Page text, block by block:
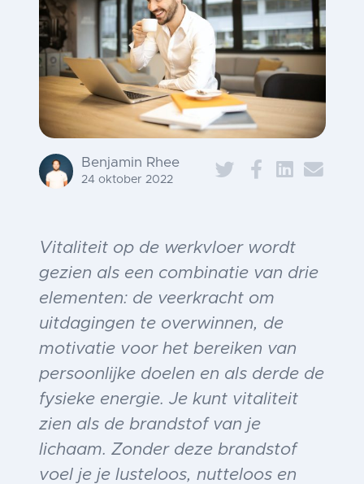
Benjamin Rhee
24 oktober 2022
Vitaliteit op de werkvloer wordt
gezien als een combinatie van drie
elementen: de veerkracht om
uitdagingen te overwinnen, de
motivatie voor het bereiken van
persoonlijke doelen en als derde de
fysieke energie. Je kunt vitaliteit
zien als de brandstof van je
lichaam. Zonder deze brandstof
voel je je lusteloos, nutteloos en